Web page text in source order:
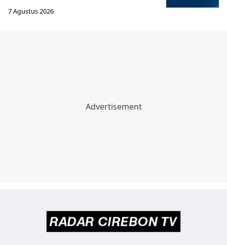
7 Agustus 2026